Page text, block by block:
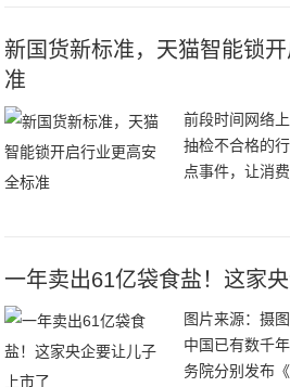
新国货新标准，天猫智能锁
准
前段时间网络
抽检不合格的
点事件，让消
疑和担忧。面
一年卖出61亿袋食盐！这家
图片来源：摄
中国已有数千
务院分别发布